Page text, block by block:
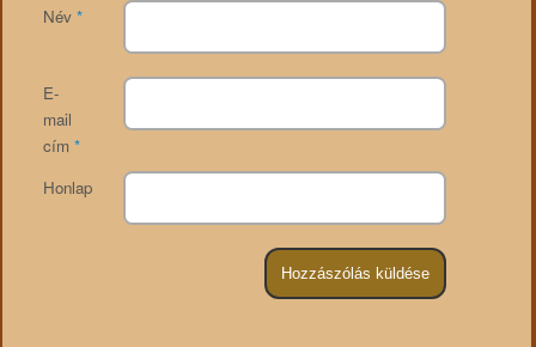
Név *
E-
mail
cím *
Honlap